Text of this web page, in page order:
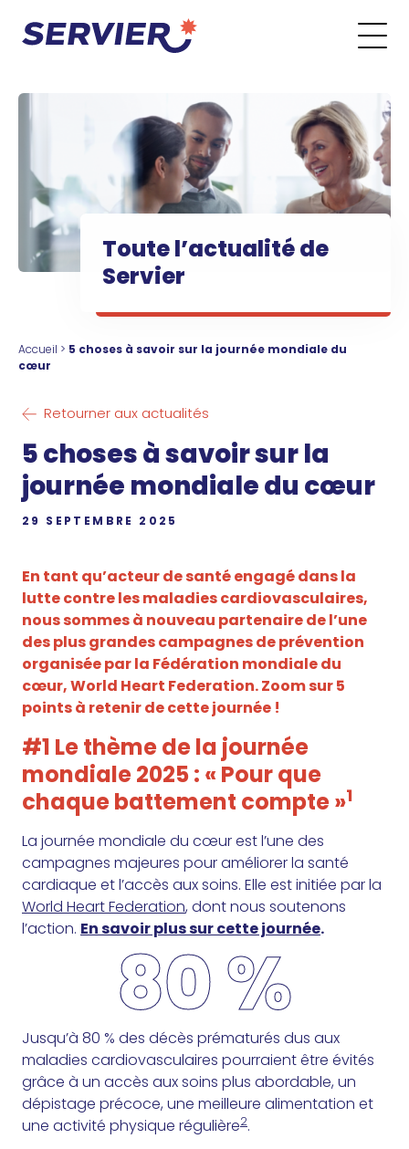
Toute l’actualité de
Servier
Accueil > 5 choses à savoir sur la journée mondiale du
cœur
Retourner aux actualités
5 choses à savoir sur la
journée mondiale du cœur
29 SEPTEMBRE 2025
En tant qu’acteur de santé engagé dans la
lutte contre les maladies cardiovasculaires,
nous sommes à nouveau partenaire de l’une
des plus grandes campagnes de prévention
organisée par la Fédération mondiale du
cœur, World Heart Federation. Zoom sur 5
points à retenir de cette journée !
#1 Le thème de la journée
mondiale 2025 : « Pour que
chaque battement compte »1
La journée mondiale du cœur est l’une des
campagnes majeures pour améliorer la santé
cardiaque et l’accès aux soins. Elle est initiée par la
World Heart Federation, dont nous soutenons
l’action. En savoir plus sur cette journée.
80 %
Jusqu’à 80 % des décès prématurés dus aux
maladies cardiovasculaires pourraient être évités
grâce à un accès aux soins plus abordable, un
dépistage précoce, une meilleure alimentation et
une activité physique régulière2.